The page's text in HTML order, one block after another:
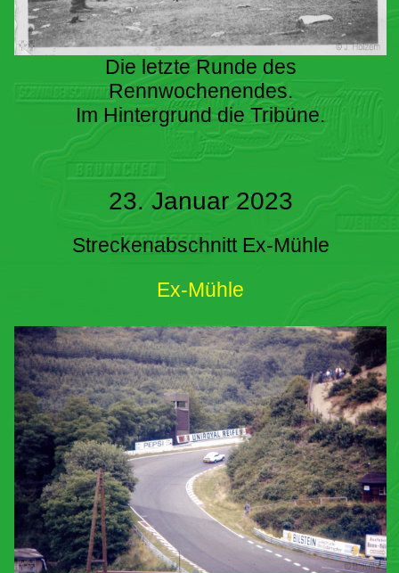
Die letzte Runde des
Rennwochenendes.
Im Hintergrund die Tribüne.
23. Januar 2023
Streckenabschnitt Ex-Mühle
Ex-Mühle